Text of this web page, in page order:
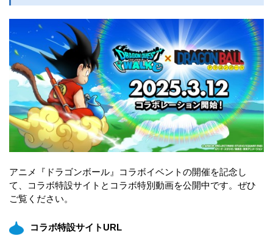
アニメ『ドラゴンボール』コラボイベントの開催を記念し
て、コラボ特設サイトとコラボ特別動画を公開中です。ぜひ
ご覧ください。
コラボ特設サイトURL